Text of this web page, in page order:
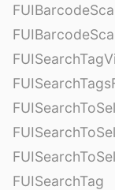
FUISearchTag